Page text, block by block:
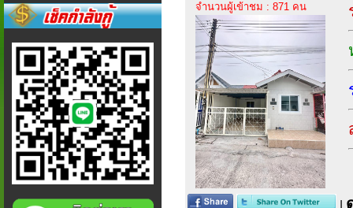
จำนวนผู้เข้าชม : 871 คน